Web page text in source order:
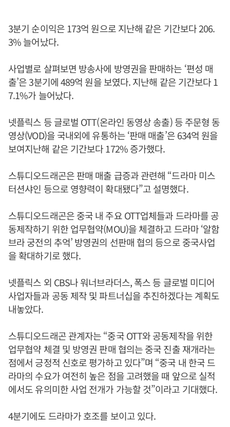
3분기 순이익은 173억 원으로 지난해 같은 기간보다 206.
3% 늘어났다.
사업별로 살펴보면 방송사에 방영권을 판매하는 ‘편성 매
출’은 3분기에 489억 원을 보였다. 지난해 같은 기간보다 1
7.1%가 늘어났다.
넷플릭스 등 글로벌 OTT(온라인 동영상 송출) 등 주문형 동
영상(VOD)을 국내외에 유통하는 ‘판매 매출’은 634억 원을
보여지난해 같은 기간보다 172% 증가했다.
스튜디오드래곤은 판매 매출 급증과 관련해 “드라마 미스
터션샤인 등으로 영향력이 확대됐다”고 설명했다.
스튜디오드래곤은 중국 내 주요 OTT업체들과 드라마를 공
동제작하기 위한 업무협약(MOU)을 체결하고 드라마 ‘알함
브라 궁전의 추억’ 방영권의 선판매 협의 등으로 중국사업
을 확대하기로 했다.
넷플릭스 외 CBS나 워너브라더스, 폭스 등 글로벌 미디어
사업자들과 공동 제작 및 파트너십을 추진하겠다는 계획도
내놓았다.
스튜디오드래곤 관계자는 “중국 OTT와 공동제작을 위한
업무협약 체결 및 방영권 판매 협의는 중국 진출 재개라는
점에서 긍정적 신호로 평가하고 있다”며 “중국 내 한국 드
라마의 수요가 여전히 높은 점을 고려했을 때 앞으로 실적
에서도 유의미한 사업 전개가 가능할 것”이라고 기대했다.
4분기에도 드라마가 호조를 보이고 있다.